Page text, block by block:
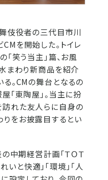
伎役者の三代目市川
を開始した。トイレ
「笑う当主」篇、お風
まわり新商品を紹介
。CMの舞台となるの
「東陶屋」。当主に扮
れた友人らに自身の
をお披露目するとい
中期経営計画「ＴＯＴ
と快適」「環境」「人